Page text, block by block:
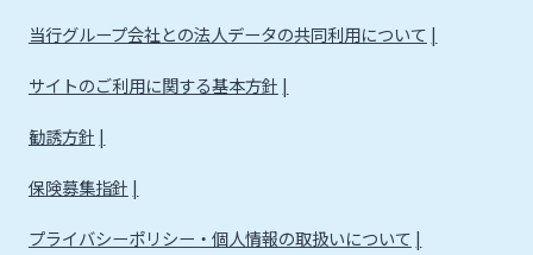
当行グループ会社との法人データの共同利用について
サイトのご利用に関する基本方針
勧誘方針
保険募集指針
プライバシーポリシー・個人情報の取扱いについて